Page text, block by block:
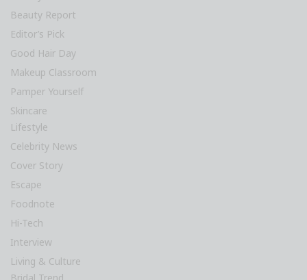
Editor’s Pick
Good Hair Day
Makeup Classroom
Pamper Yourself
Skincare
Lifestyle
Celebrity News
Cover Story
Escape
Foodnote
Hi-Tech
Interview
Living & Culture
Hotel & Banquet